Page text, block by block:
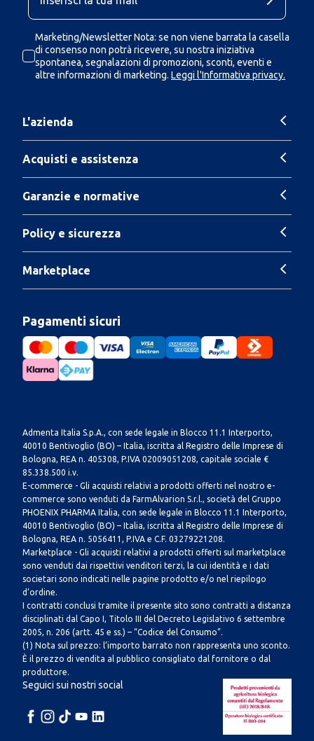
Marketing/Newsletter Nota: se non viene barrata la casella
di consenso non potrà ricevere, su nostra iniziativa
spontanea, segnalazioni di promozioni, sconti, eventi e
altre informazioni di marketing. Leggi l'Informativa privacy.
L'azienda
Acquisti e assistenza
Garanzie e normative
Policy e sicurezza
Marketplace
Pagamenti sicuri
Admenta Italia S.p.A., con sede legale in Blocco 11.1 Interporto,
40010 Bentivoglio (BO) – Italia, iscritta al Registro delle Imprese di
Bologna, REA n. 405308, P.IVA 02009051208, capitale sociale €
85.338.500 i.v.
E-commerce - Gli acquisti relativi a prodotti offerti nel nostro e-
commerce sono venduti da FarmAlvarion S.r.l., società del Gruppo
PHOENIX PHARMA Italia, con sede legale in Blocco 11.1 Interporto,
40010 Bentivoglio (BO) – Italia, iscritta al Registro delle Imprese di
Bologna, REA n. 5056411, P.IVA e C.F. 03279221208.
Marketplace - Gli acquisti relativi a prodotti offerti sul marketplace
sono venduti dai rispettivi venditori terzi, la cui identità e i dati
societari sono indicati nelle pagine prodotto e/o nel riepilogo
d’ordine.
I contratti conclusi tramite il presente sito sono contratti a distanza
disciplinati dal Capo I, Titolo III del Decreto Legislativo 6 settembre
2005, n. 206 (artt. 45 e ss.) – “Codice del Consumo”.
(1) Nota sul prezzo: l’importo barrato non rappresenta uno sconto.
È il prezzo di vendita al pubblico consigliato dal fornitore o dal
produttore.
Seguici sui nostri social